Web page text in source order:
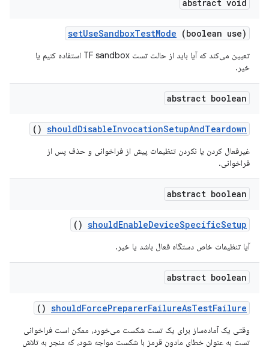
abstract void
setUseSandboxTestMode (boolean use)
تعیین می‌کند که آیا باید از حالت تست TF sandbox استفاده کنیم یا
خیر.
abstract boolean
shouldDisableInvocationSetupAndTeardown
()
غیرفعال کردن یا نکردن تنظیمات پیش از فراخوانی و حذف پس از
فراخوانی.
abstract boolean
shouldEnableDeviceSpecificSetup
()
آیا تنظیمات خاص دستگاه فعال باشد یا خیر.
abstract boolean
shouldForcePreparerFailureAsTestFailure
()
وقتی یک آماده‌ساز برای یک تست شکست می‌خورد، ممکن است فراخوانی
تست به عنوان خطای مادون قرمز با شکست مواجه شود، که منجر به تلاش